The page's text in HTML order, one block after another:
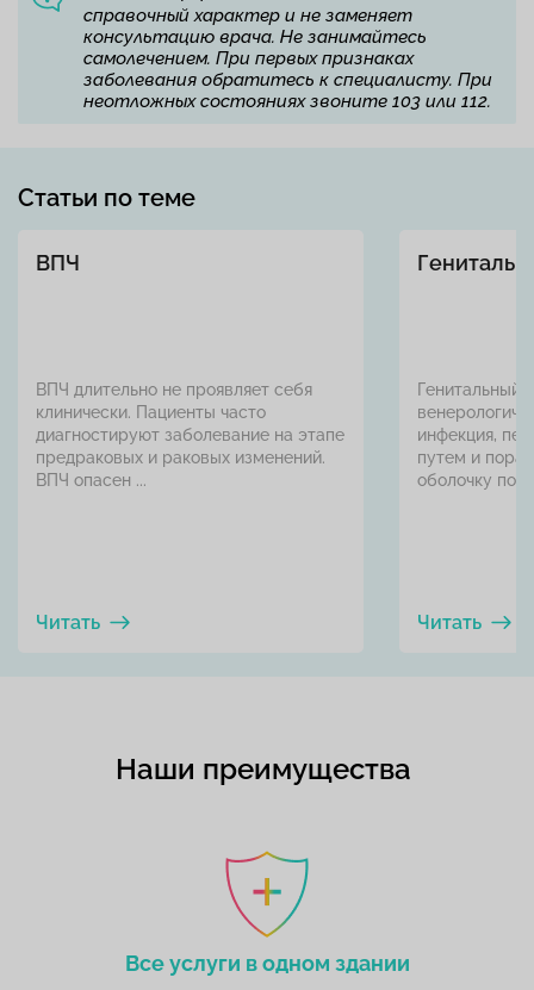
справочный характер и не заменяет
консультацию врача. Не занимайтесь
самолечением. При первых признаках
заболевания обратитесь к специалисту. При
неотложных состояниях звоните 103 или 112.
Статьи по теме
ВПЧ
ВПЧ длительно не проявляет себя
клинически. Пациенты часто
диагностируют заболевание на этапе
предраковых и раковых изменений.
ВПЧ опасен ...
Читать
Генитальный
инфекция,
путем и
оболочку
Читать
Наши преимущества
Все услуги в одном здании